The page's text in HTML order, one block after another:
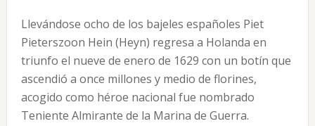
Llevándose ocho de los bajeles españoles Piet
Pieterszoon Hein (Heyn) regresa a Holanda en
triunfo el nueve de enero de 1629 con un botín que
ascendió a once millones y medio de florines,
acogido como héroe nacional fue nombrado
Teniente Almirante de la Marina de Guerra.